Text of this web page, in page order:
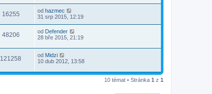
16255 od hazmec
31 srp 2015, 12:19
48206 od Defender
28 bře 2015, 21:19
121258 od Midzi
10 dub 2012, 13:58
10 témat • Stránka 1 z 1